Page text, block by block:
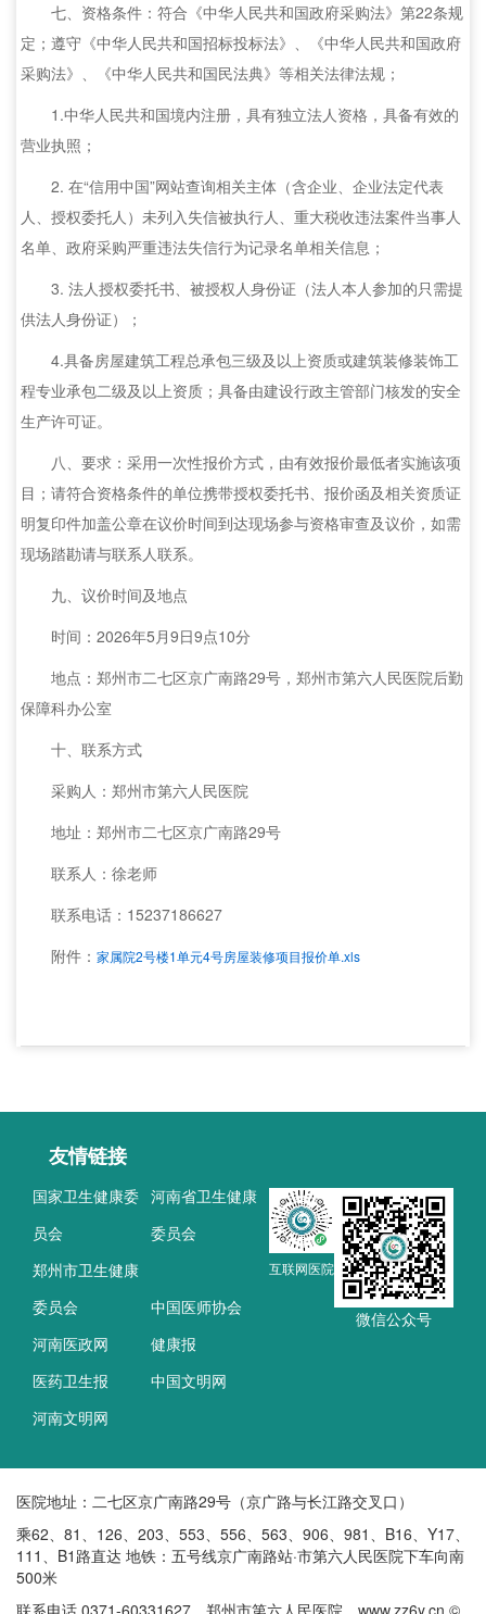
七、资格条件：符合《中华人民共和国政府采购法》第22条规
定；遵守《中华人民共和国招标投标法》、《中华人民共和国政府
采购法》、《中华人民共和国民法典》等相关法律法规；
1.中华人民共和国境内注册，具有独立法人资格，具备有效的
营业执照；
2. 在“信用中国”网站查询相关主体（含企业、企业法定代表
人、授权委托人）未列入失信被执行人、重大税收违法案件当事人
名单、政府采购严重违法失信行为记录名单相关信息；
3. 法人授权委托书、被授权人身份证（法人本人参加的只需提
供法人身份证）；
4.具备房屋建筑工程总承包三级及以上资质或建筑装修装饰工
程专业承包二级及以上资质；具备由建设行政主管部门核发的安全
生产许可证。
八、要求：采用一次性报价方式，由有效报价最低者实施该项
目；请符合资格条件的单位携带授权委托书、报价函及相关资质证
明复印件加盖公章在议价时间到达现场参与资格审查及议价，如需
现场踏勘请与联系人联系。
九、议价时间及地点
时间：2026年5月9日9点10分
地点：郑州市二七区京广南路29号，郑州市第六人民医院后勤
保障科办公室
十、联系方式
采购人：郑州市第六人民医院
地址：郑州市二七区京广南路29号
联系人：徐老师
联系电话：15237186627
附件：家属院2号楼1单元4号房屋装修项目报价单.xls
友情链接
国家卫生健康委
员会
河南省卫生健康
委员会
郑州市卫生健康
委员会
中国医师协会
河南医政网
健康报
医药卫生报
中国文明网
河南文明网
互联网医院
微信公众号
医院地址：二七区京广南路29号（京广路与长江路交叉口）
乘62、81、126、203、553、556、563、906、981、B16、Y17、
111、B1路直达 地铁：五号线京广南路站·市第六人民医院下车向南
500米